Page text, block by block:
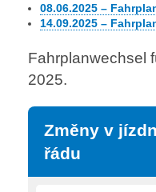
08.06.2025 –
14.09.2025 –
Fahrplanwechsel
2025.
Změny v
řádu